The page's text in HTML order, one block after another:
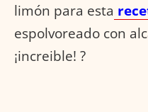
limón para esta
espolvoreado con
¡increible! ?